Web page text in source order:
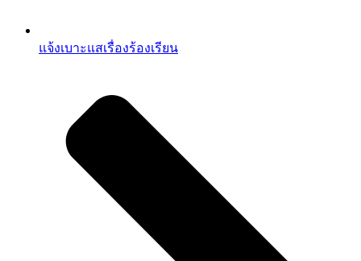
แจ้งเบาะแสเรื่องร้องเรียน